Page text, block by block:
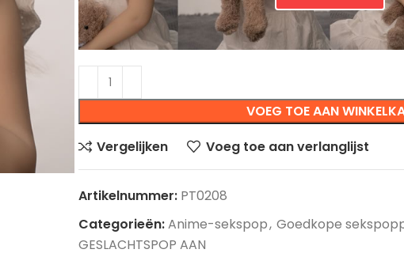
VOEG TOE AAN
Vergelijken
Voeg toe aan verlanglijst
Artikelnummer: PT0208
Categorieën:Anime-sekspop, Goedkope
GESLACHTSPOP AAN